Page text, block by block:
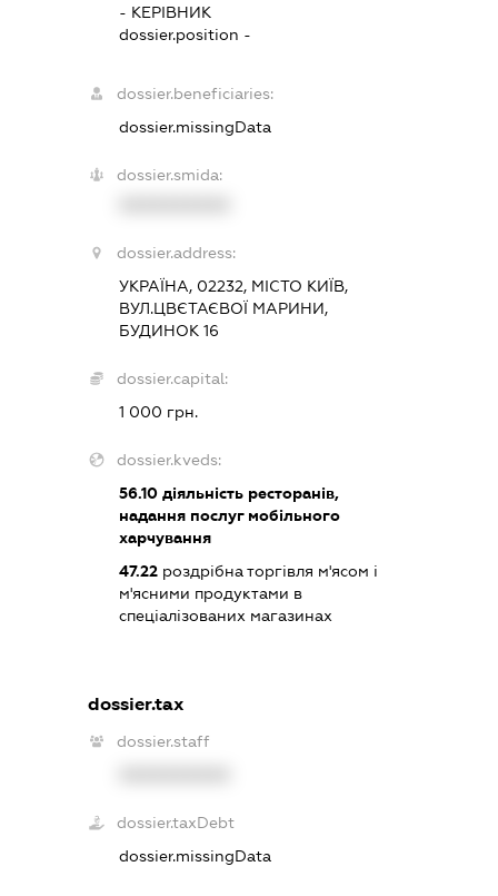
- КЕРІВНИК
dossier.position -
dossier.beneficiaries:
dossier.missingData
dossier.smida:
dossier.address:
УКРАЇНА, 02232, МІСТО КИЇВ,
ВУЛ.ЦВЄТАЄВОЇ МАРИНИ,
БУДИНОК 16
dossier.capital:
1 000 грн.
dossier.kveds:
56.10 діяльність ресторанів,
надання послуг мобільного
харчування
47.22 роздрібна торгівля м'ясом і
м'ясними продуктами в
спеціалізованих магазинах
dossier.tax
dossier.staff
dossier.taxDebt
dossier.missingData